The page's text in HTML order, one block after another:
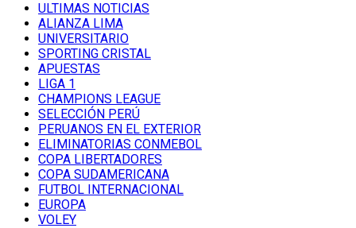
ULTIMAS NOTICIAS
ALIANZA LIMA
UNIVERSITARIO
SPORTING CRISTAL
APUESTAS
LIGA 1
CHAMPIONS LEAGUE
SELECCIÓN PERÚ
PERUANOS EN EL EXTERIOR
ELIMINATORIAS CONMEBOL
COPA LIBERTADORES
COPA SUDAMERICANA
FUTBOL INTERNACIONAL
EUROPA
VOLEY